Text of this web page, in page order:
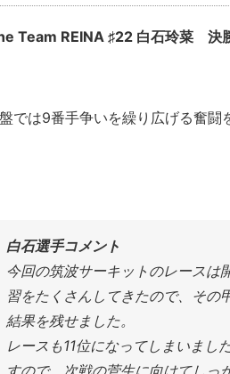
Team REINA ♯22 白石玲菜 決
では9番手争いを繰り広げる奮闘
白石選手コメント
今回の筑波サーキットのレースは
習をたくさんしてきたので、その
結果を残せました。
レースも11位になってしまいまし